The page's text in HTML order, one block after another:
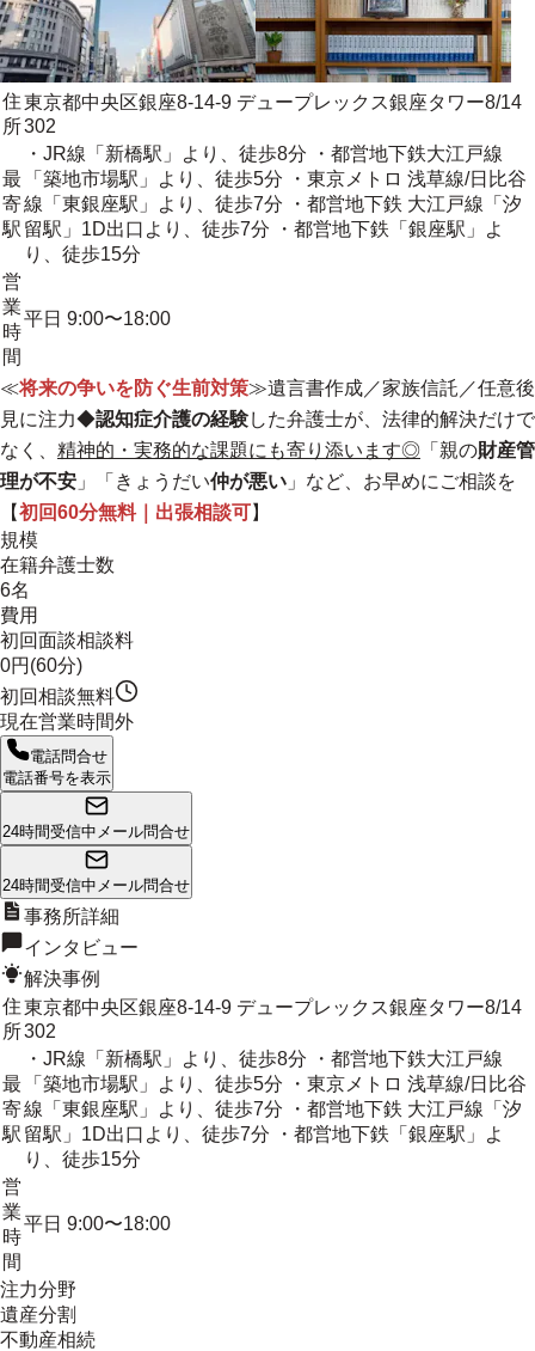
住
所
東京都中央区銀座8-14-9 デュープレックス銀座タワー8/14
302
最
寄
駅
・JR線「新橋駅」より、徒歩8分 ・都営地下鉄大江戸線
「築地市場駅」より、徒歩5分 ・東京メトロ 浅草線/日比谷
線「東銀座駅」より、徒歩7分 ・都営地下鉄 大江戸線「汐
留駅」1D出口より、徒歩7分 ・都営地下鉄「銀座駅」よ
り、徒歩15分
営
業
時
間
平日 9:00〜18:00
≪将来の争いを防ぐ生前対策≫遺言書作成／家族信託／任意後
見に注力◆認知症介護の経験した弁護士が、法律的解決だけで
なく、 精神的・実務的な課題にも寄り添います◎ 「親の財産管
理が不安 」「きょうだい仲が悪い 」など、お早めにご相談を
【初回60分無料｜出張相談可】
規模
在籍弁護士数
6名
費用
初回面談相談料
0円(60分)
初回相談無料
現在営業時間外
電話問合せ
電話番号を表示
24時間受信中 メール問合せ
24時間受信中 メール問合せ
事務所詳細
インタビュー
解決事例
住
所
東京都中央区銀座8-14-9 デュープレックス銀座タワー8/14
302
最
寄
駅
・JR線「新橋駅」より、徒歩8分 ・都営地下鉄大江戸線
「築地市場駅」より、徒歩5分 ・東京メトロ 浅草線/日比谷
線「東銀座駅」より、徒歩7分 ・都営地下鉄 大江戸線「汐
留駅」1D出口より、徒歩7分 ・都営地下鉄「銀座駅」よ
り、徒歩15分
営
業
時
間
平日 9:00〜18:00
注力分野
遺産分割
不動産相続